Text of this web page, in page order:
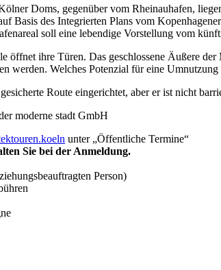
Doms, gegenüber vom Rheinauhafen,
Basis des Integrierten Plans vom
soll eine lebendige Vorstellung vom
öffnet ihre Türen. Das geschlossene Äußere
werden. Welches Potenzial für eine
Route eingerichtet, aber er ist nicht
moderne stadt GmbH
unter „Öffentliche Termine“
Sie bei der Anmeldung.
Person)